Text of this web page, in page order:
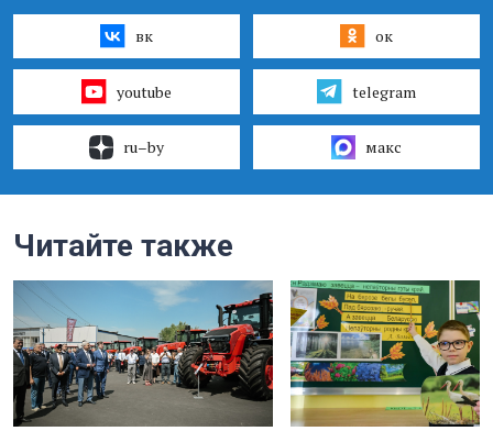
вк ок
youtube telegram
ru–by макс
Читайте также